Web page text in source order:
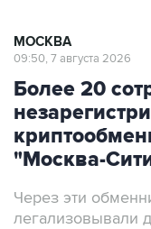
МОСКВА
09:50, 7 августа 2026
Более 20
"Москва-
Через эти
легализовывали